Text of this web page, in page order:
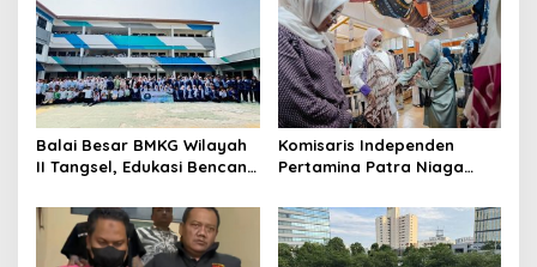
Balai Besar BMKG Wilayah
II Tangsel, Edukasi Bencana
kepada pelajar UPTD SMPN
23
Komisaris Independen
Pertamina Patra Niaga
Mitra Binaan dengan
Sentuhan Kemanusiaan dan
Keberlanjutan